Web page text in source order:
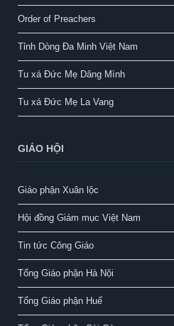
Order of Preachers
Tỉnh Dòng Đa Minh Việt Nam
Tu xá Đức Mẹ Dâng Mình
Tu xá Đức Mẹ La Vang
GIÁO HỘI
Giáo phận Xuân lộc
Hội đồng Giám mục Việt Nam
Tin tức Công Giáo
Tổng Giáo phận Hà Nội
Tổng Giáo phận Huế